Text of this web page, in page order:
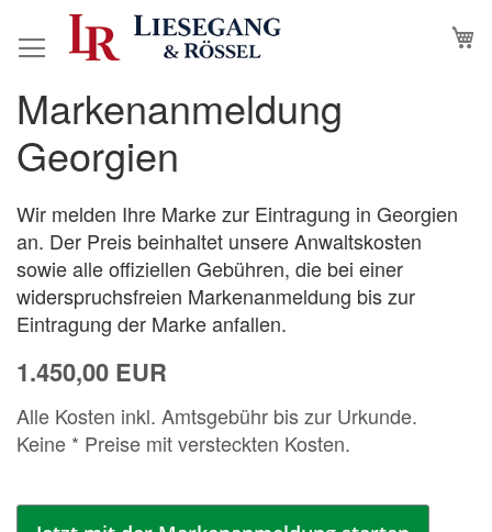
zum
Markenanmeldung
Georgien
Wir melden Ihre Marke zur Eintragung in Georgien
an. Der Preis beinhaltet unsere Anwaltskosten
sowie alle offiziellen Gebühren, die bei einer
widerspruchsfreien Markenanmeldung bis zur
Eintragung der Marke anfallen.
1.450,00 EUR
Alle Kosten inkl. Amtsgebühr bis zur Urkunde.
Keine * Preise mit versteckten Kosten.
Zum
Ende
der
Bildergalerie
springen
Zum
Anfang
der
Bildergalerie
springen